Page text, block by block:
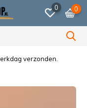
0 0
verzonden.